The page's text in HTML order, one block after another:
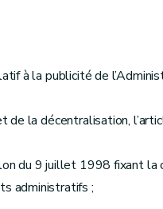
à la publicité de
de la décentralisation,
du 9 juillet 1998 fixant
administratifs ;